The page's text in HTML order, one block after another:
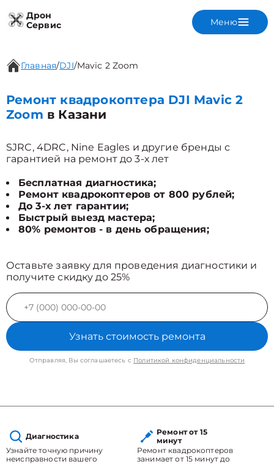
Дрон
Сервис
Меню
Главная/DJI/Mavic 2 Zoom
Ремонт квадрокоптера DJI Mavic 2
Zoom в Казани
SJRC, 4DRC, Nine Eagles и другие бренды с
гарантией на ремонт до 3-х лет
Бесплатная диагностика;
Ремонт квадрокоптеров от 800 рублей;
До 3-х лет гарантии;
Быстрый выезд мастера;
80% ремонтов - в день обращения;
Оставьте заявку для проведения диагностики и
получите скидку до 25%
Узнать стоимость ремонта
Отправляя, Вы соглашаетесь с Политикой конфиденциальности
Диагностика
Узнайте точную причину
неисправности вашего
Ремонт от 15
минут
Ремонт квадрокоптеров
занимает от 15 минут до